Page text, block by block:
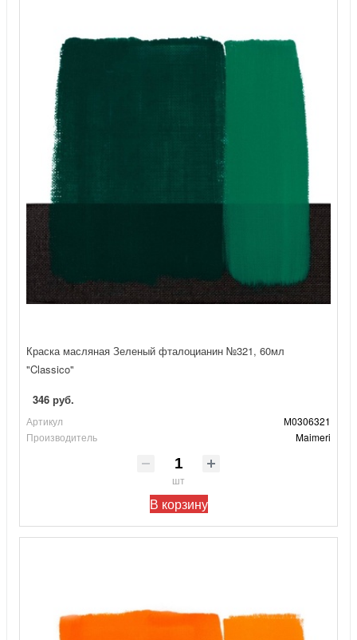
Краска масляная Зеленый фталоцианин №321, 60мл
"Classico"
346 руб.
Артикул
М0306321
Производитель
Maimeri
шт
В корзину